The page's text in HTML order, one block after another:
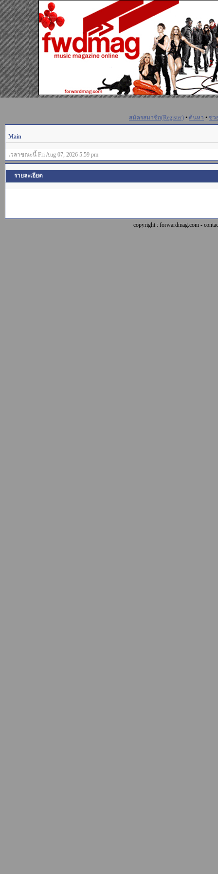
สมัครสมาชิก(Register) • ค้นหา • ช่ว
Main
เวลาขณะนี้ Fri Aug 07, 2026 5:59 pm
รายละเอียด
copyright : forwardmag.com -